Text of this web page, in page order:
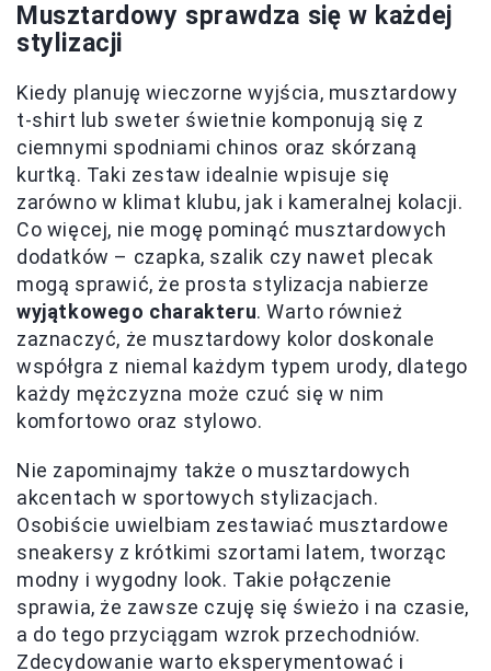
Musztardowy sprawdza się w każdej
stylizacji
Kiedy planuję wieczorne wyjścia, musztardowy
t-shirt lub sweter świetnie komponują się z
ciemnymi spodniami chinos oraz skórzaną
kurtką. Taki zestaw idealnie wpisuje się
zarówno w klimat klubu, jak i kameralnej kolacji.
Co więcej, nie mogę pominąć musztardowych
dodatków – czapka, szalik czy nawet plecak
mogą sprawić, że prosta stylizacja nabierze
wyjątkowego charakteru. Warto również
zaznaczyć, że musztardowy kolor doskonale
współgra z niemal każdym typem urody, dlatego
każdy mężczyzna może czuć się w nim
komfortowo oraz stylowo.
Nie zapominajmy także o musztardowych
akcentach w sportowych stylizacjach.
Osobiście uwielbiam zestawiać musztardowe
sneakersy z krótkimi szortami latem, tworząc
modny i wygodny look. Takie połączenie
sprawia, że zawsze czuję się świeżo i na czasie,
a do tego przyciągam wzrok przechodniów.
Zdecydowanie warto eksperymentować i